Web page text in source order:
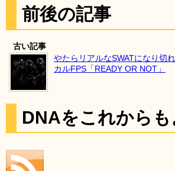
前後の記事
古い記事
やたらリアルなSWATになり切
カルFPS「READY OR NOT」
DNAをこれから